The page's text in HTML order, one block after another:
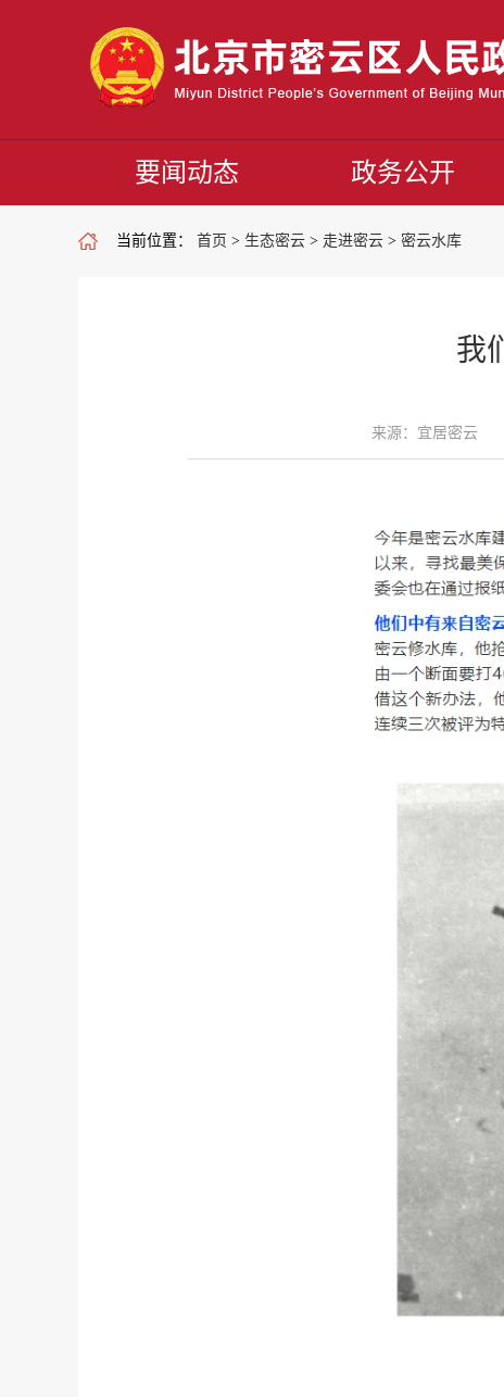
要闻动态 政务公开
当前位置： 首页 > 生态密云 > 走进密云 > 密云水库
我
来源：宜居密云